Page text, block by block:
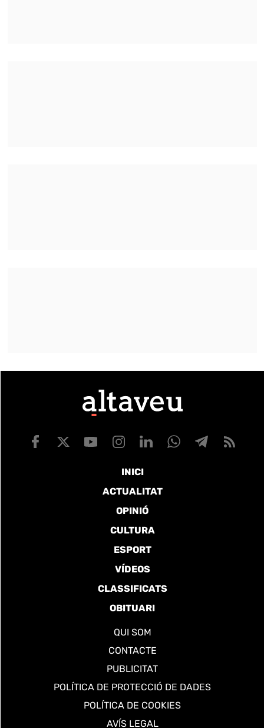
INICI
ACTUALITAT
OPINIÓ
CULTURA
ESPORT
VÍDEOS
CLASSIFICATS
OBITUARI
QUI SOM
CONTACTE
PUBLICITAT
POLÍTICA DE PROTECCIÓ DE DADES
POLÍTICA DE COOKIES
AVÍS LEGAL